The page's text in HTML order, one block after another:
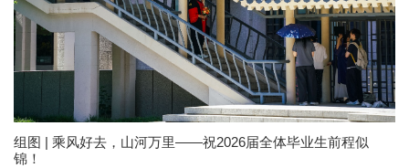
组图 | 乘风好去，山河万里——祝2026届全体毕业生前程似
锦！